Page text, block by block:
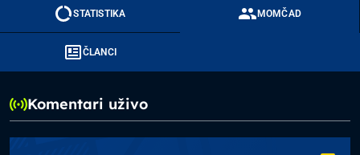
STATISTIKA MOMČAD
ČLANCI
Komentari uživo